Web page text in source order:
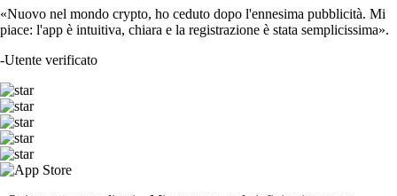
«Nuovo nel mondo crypto, ho ceduto dopo l'ennesima pubblicità. Mi
piace: l'app è intuitiva, chiara e la registrazione è stata semplicissima».
-Utente verificato